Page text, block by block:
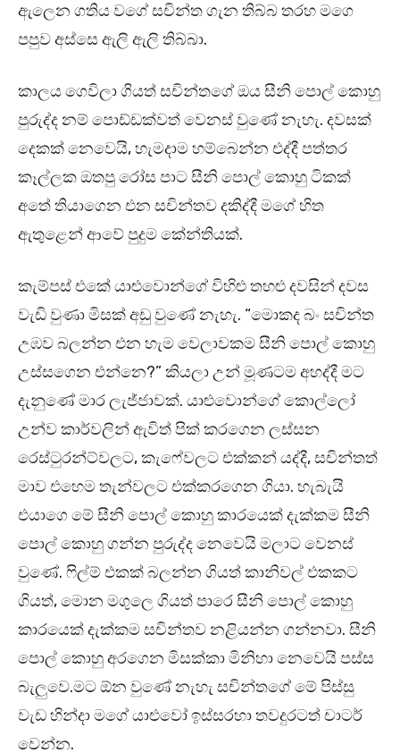
ඇලෙන ගතිය වගේ සචින්ත ගැන තිබ්බ තරහ මගෙ
පපුව අස්සෙ ඇලි ඇලි තිබ්බා.
කාලය ගෙවිලා ගියත් සචින්තගේ ඔය සීනි පොල් කොහු
පුරුද්ද නම් පොඩ්ඩක්වත් වෙනස් වුණේ නැහැ. දවසක්
දෙකක් නෙවෙයි, හැමදාම හම්බෙන්න එද්දී පත්තර
කෑල්ලක ඔතපු රෝස පාට සීනි පොල් කොහු ටිකක්
අතේ තියාගෙන එන සචින්තව දකිද්දී මගේ හිත
ඇතුළෙන් ආවේ පුදුම කේන්තියක්.
කැම්පස් එකේ යාළුවොන්ගේ විහිළු තහළු දවසින් දවස
වැඩි වුණා මිසක් අඩු වුණේ නැහැ. “මොකද බං සචින්ත
උඹව බලන්න එන හැම වෙලාවකම සීනි පොල් කොහු
උස්සගෙන එන්නෙ?” කියලා උන් මූණටම අහද්දී මට
දැනුණේ මාර ලැජ්ජාවක්. යාළුවොන්ගේ කොල්ලෝ
උන්ව කාර්වලින් ඇවිත් පික් කරගෙන ලස්සන
රෙස්ටුරන්ට්වලට, කැෆේවලට එක්කන් යද්දී, සචින්තත්
මාව එහෙම තැන්වලට එක්කරගෙන ගියා. හැබැයි
එයාගෙ මේ සීනි පොල් කොහු කාරයෙක් දැක්කම සීනි
පොල් කොහු ගන්න පුරුද්ද නෙවෙයි මලාට වෙනස්
වුණේ. ෆිල්ම් එකක් බලන්න ගියත් කානිවල් එකකට
ගියත්, මොන මගුලෙ ගියත් පාරෙ සීනි පොල් කොහු
කාරයෙක් දැක්කම සචින්තව නළියන්න ගන්නවා. සීනි
පොල් කොහු අරගෙන මිසක්කා මිනිහා නෙවෙයි පස්ස
බැලුවෙ.මට ඕන වුණේ නැහැ සචින්තගේ මේ පිස්සු
වැඩ හින්දා මගේ යාළුවෝ ඉස්සරහා තවදුරටත් චාටර්
වෙන්න.